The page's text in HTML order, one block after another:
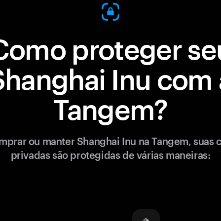
proteger
Inu com
Tangem?
ou manter Shanghai Inu na Tangem, suas
privadas são protegidas de várias maneiras: